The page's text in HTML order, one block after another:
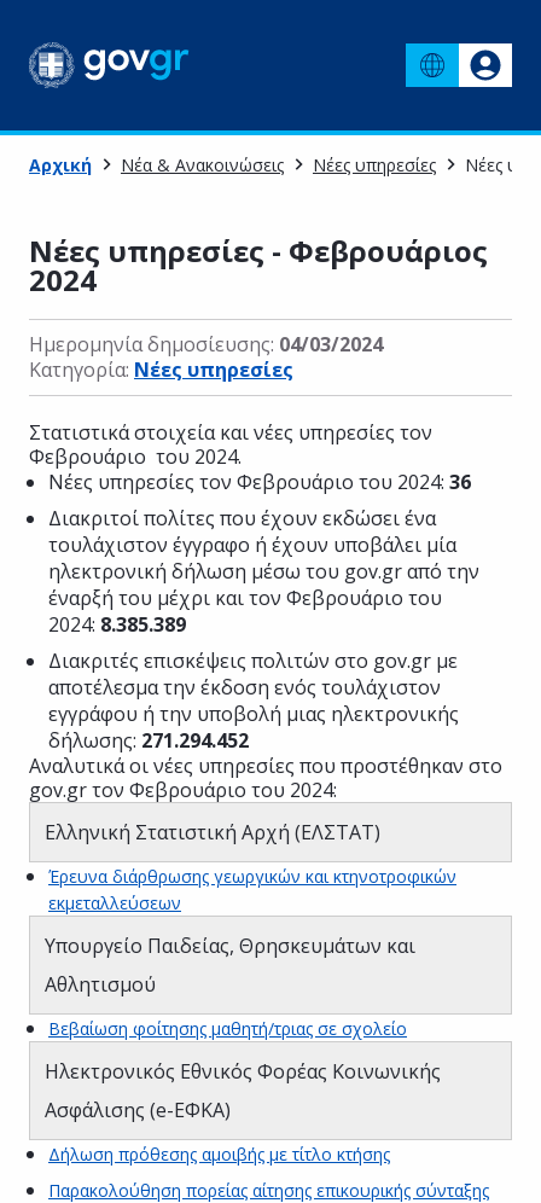
Αρχική Νέα & Ανακοινώσεις Νέες υπηρεσίες Νέες
Νέες υπηρεσίες - Φεβρουάριος
2024
Ημερομηνία δημοσίευσης: 04/03/2024
Κατηγορία: Νέες υπηρεσίες
Στατιστικά στοιχεία και νέες υπηρεσίες τον
Φεβρουάριο του 2024.
Νέες υπηρεσίες τον Φεβρουάριο του 2024: 36
Διακριτοί πολίτες που έχουν εκδώσει ένα
τουλάχιστον έγγραφο ή έχουν υποβάλει μία
ηλεκτρονική δήλωση μέσω του gov.gr από την
έναρξή του μέχρι και τον Φεβρουάριο του
2024: 8.385.389
Διακριτές επισκέψεις πολιτών στο gov.gr με
αποτέλεσμα την έκδοση ενός τουλάχιστον
εγγράφου ή την υποβολή μιας ηλεκτρονικής
δήλωσης: 271.294.452
Αναλυτικά οι νέες υπηρεσίες που προστέθηκαν στο
gov.gr τον Φεβρουάριο του 2024:
Ελληνική Στατιστική Αρχή (ΕΛΣΤΑΤ)
Έρευνα διάρθρωσης γεωργικών και κτηνοτροφικών
εκμεταλλεύσεων
Υπουργείο Παιδείας, Θρησκευμάτων και
Αθλητισμού
Βεβαίωση φοίτησης μαθητή/τριας σε σχολείο
Ηλεκτρονικός Εθνικός Φορέας Κοινωνικής
Ασφάλισης (e-ΕΦΚΑ)
Δήλωση πρόθεσης αμοιβής με τίτλο κτήσης
Παρακολούθηση πορείας αίτησης επικουρικής σύνταξης